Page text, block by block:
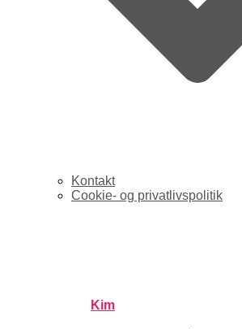
Kontakt
Cookie- og privatlivspolitik
Kim